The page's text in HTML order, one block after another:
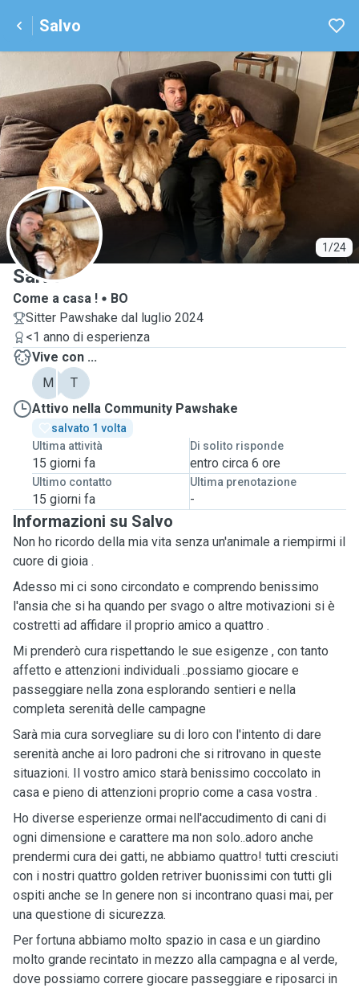
Salvo
1/24
S
Salvo
Come a casa !
BO
Sitter Pawshake dal luglio 2024
<1 anno di esperienza
Vive con ...
M
T
Attivo nella Community Pawshake
salvato 1 volta
Ultima attività
15 giorni fa
Di solito risponde
entro circa 6 ore
Ultimo contatto
15 giorni fa
Ultima prenotazione
-
Informazioni su Salvo
Non ho ricordo della mia vita senza un'animale a riempirmi il
cuore di gioia .
Adesso mi ci sono circondato e comprendo benissimo
l'ansia che si ha quando per svago o altre motivazioni si è
costretti ad affidare il proprio amico a quattro .
Mi prenderò cura rispettando le sue esigenze , con tanto
affetto e attenzioni individuali ..possiamo giocare e
passeggiare nella zona esplorando sentieri e nella
completa serenità delle campagne
Sarà mia cura sorvegliare su di loro con l'intento di dare
serenità anche ai loro padroni che si ritrovano in queste
situazioni. Il vostro amico starà benissimo coccolato in
casa e pieno di attenzioni proprio come a casa vostra .
Ho diverse esperienze ormai nell'accudimento di cani di
ogni dimensione e carattere ma non solo..adoro anche
prendermi cura dei gatti, ne abbiamo quattro! tutti cresciuti
con i nostri quattro golden retriver buonissimi con tutti gli
ospiti anche se In genere non si incontrano quasi mai, per
una questione di sicurezza.
Per fortuna abbiamo molto spazio in casa e un giardino
molto grande recintato in mezzo alla campagna e al verde,
dove possiamo correre giocare passeggiare e riposarci in